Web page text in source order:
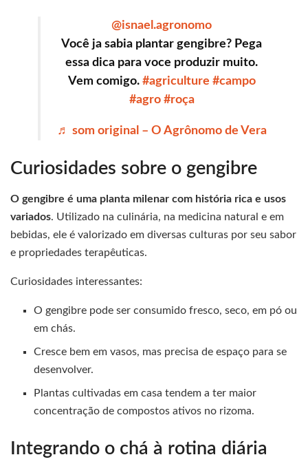
@isnael.agronomo
Você ja sabia plantar gengibre? Pega
essa dica para voce produzir muito.
Vem comigo. #agriculture #campo
#agro #roça
♬ som original – O Agrônomo de Vera
Curiosidades sobre o gengibre
O gengibre é uma planta milenar com história rica e usos
variados. Utilizado na culinária, na medicina natural e em
bebidas, ele é valorizado em diversas culturas por seu sabor
e propriedades terapêuticas.
Curiosidades interessantes:
O gengibre pode ser consumido fresco, seco, em pó ou
em chás.
Cresce bem em vasos, mas precisa de espaço para se
desenvolver.
Plantas cultivadas em casa tendem a ter maior
concentração de compostos ativos no rizoma.
Integrando o chá à rotina diária